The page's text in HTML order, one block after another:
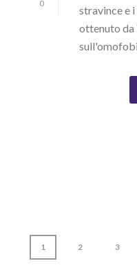
0
stravince e
ottenuto da
1 2 3